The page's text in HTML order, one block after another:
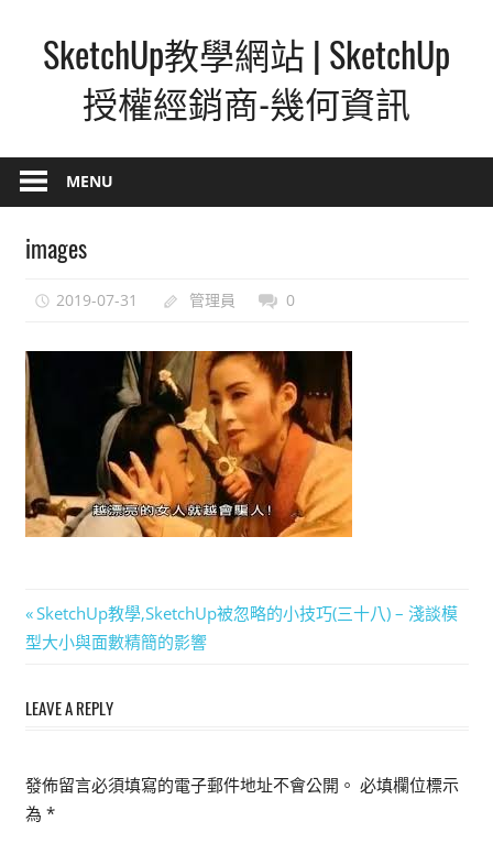
contentSketchUp教學網站 | SketchUp
授權經銷商-幾何資訊
–
最
覺
人
人
都
能
的
3D
MENU
images
2019-07-31 管理員 0
文
章
導
Previous
Post:
SketchUp教學,SketchUp被忽略的小技巧(三十八) – 淺談模
型大小與面數精簡的影響
LEAVE A REPLY
發佈留言必須填寫的電子郵件地址不會公開。 必填欄位標示
為 *